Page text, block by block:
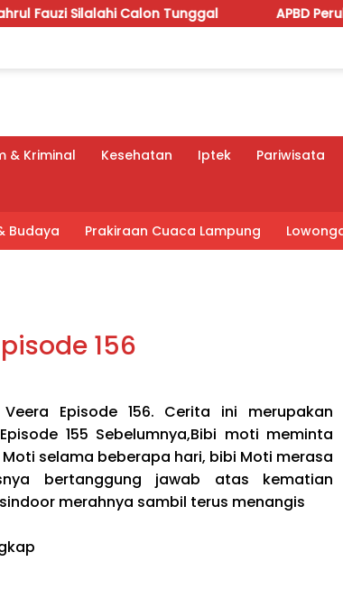
Tunggal APBD Perubahan 2026
& Kriminal Kesehatan Iptek Pariwisata
Budaya Prakiraan Cuaca Lampung
156
Episode 156. Cerita ini merupakan
155 Sebelumnya,Bibi moti meminta
selama beberapa hari, bibi Moti merasa
bertanggung jawab atas kematian
merahnya sambil terus menangis